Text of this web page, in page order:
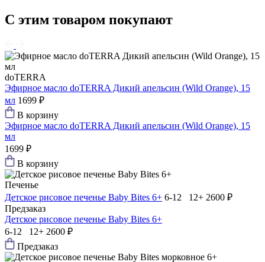
С этим товаром покупают
doTERRA
Эфирное масло doTERRA Дикий апельсин (Wild Orange), 15
мл 1699 ₽
В корзину
Эфирное масло doTERRA Дикий апельсин (Wild Orange), 15
мл
1699 ₽
В корзину
Печенье
Детское рисовое печенье Baby Bites 6+ 6-12 12+ 2600 ₽
Предзаказ
Детское рисовое печенье Baby Bites 6+
6-12 12+ 2600 ₽
Предзаказ